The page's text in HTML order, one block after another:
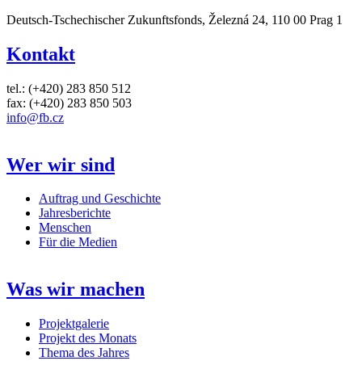
Deutsch-Tschechischer Zukunftsfonds, Železná 24, 110 00 Prag 1
Kontakt
tel.: (+420) 283 850 512
fax: (+420) 283 850 503
info@fb.cz
Wer wir sind
Auftrag und Geschichte
Jahresberichte
Menschen
Für die Medien
Was wir machen
Projektgalerie
Projekt des Monats
Thema des Jahres